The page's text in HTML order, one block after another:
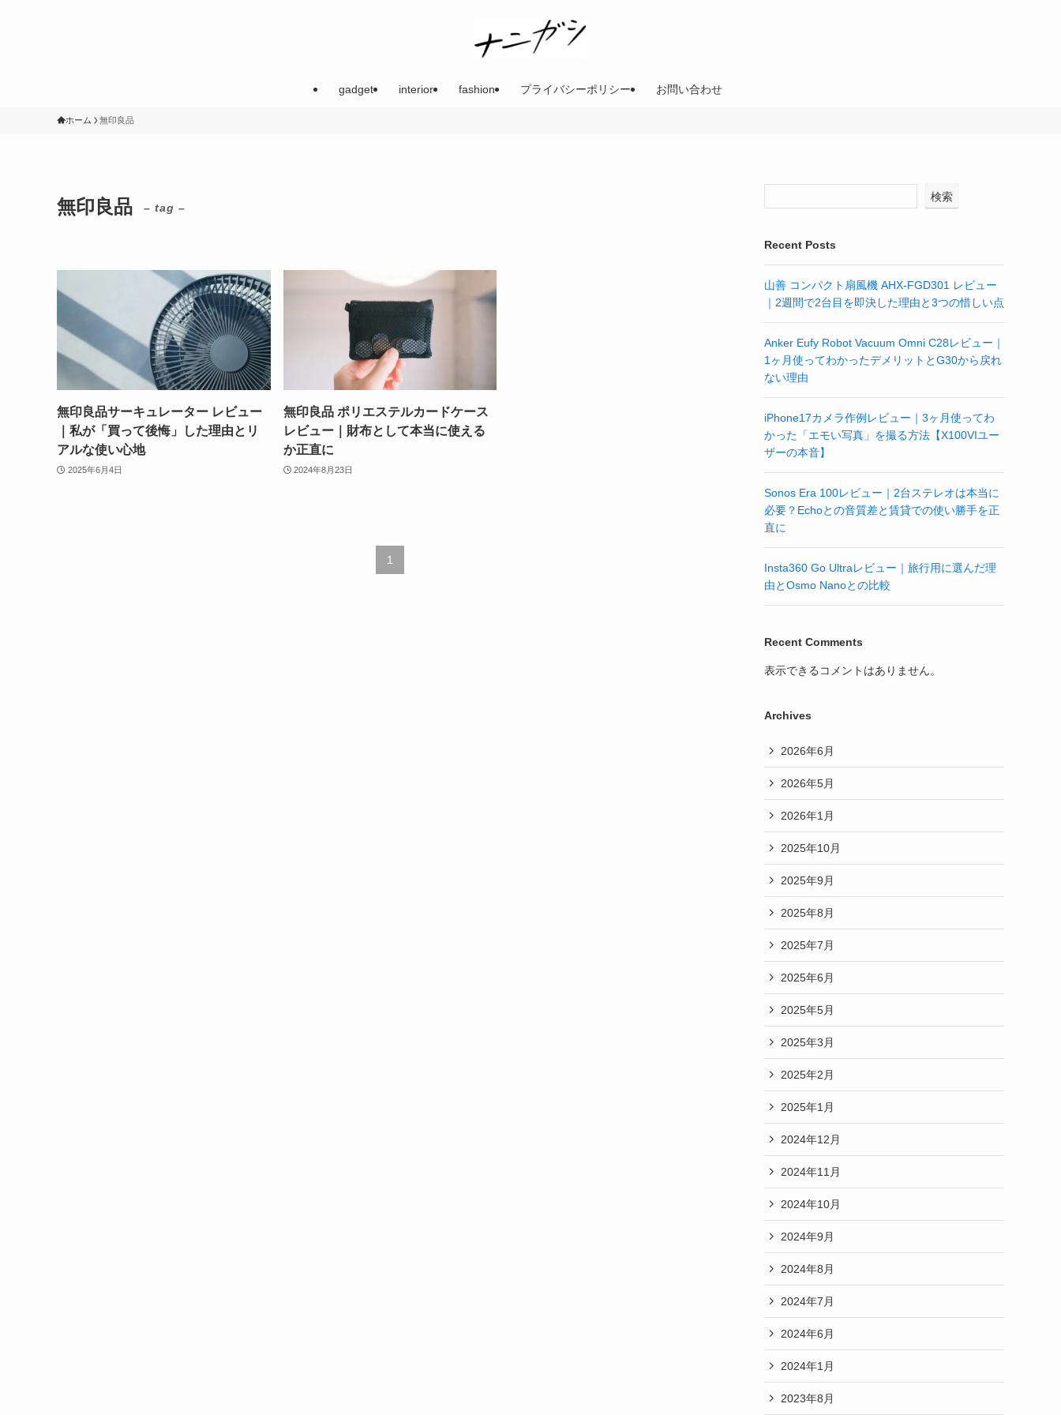
gadget interior fashion プライバシーポリシー お問い合わせ
ホーム 無印良品
無印良品 – tag –
無印良品サーキュレーター レビュー
｜私が「買って後悔」した理由とリ
アルな使い心地
2025年6月4日
無印良品 ポリエステルカードケース
レビュー｜財布として本当に使える
か正直に
2024年8月23日
1
検索
Recent Posts
山善 コンパクト扇風機 AHX-FGD301 レビュー
｜2週間で2台目を即決した理由と3つの惜しい点
Anker Eufy Robot Vacuum Omni C28レビュー｜
1ヶ月使ってわかったデメリットとG30から戻れ
ない理由
iPhone17カメラ作例レビュー｜3ヶ月使ってわ
かった「エモい写真」を撮る方法【X100VIユー
ザーの本音】
Sonos Era 100レビュー｜2台ステレオは本当に
必要？Echoとの音質差と賃貸での使い勝手を正
直に
Insta360 Go Ultraレビュー｜旅行用に選んだ理
由とOsmo Nanoとの比較
Recent Comments
表示できるコメントはありません。
Archives
2026年6月
2026年5月
2026年1月
2025年10月
2025年9月
2025年8月
2025年7月
2025年6月
2025年5月
2025年3月
2025年2月
2025年1月
2024年12月
2024年11月
2024年10月
2024年9月
2024年8月
2024年7月
2024年6月
2024年1月
2023年8月